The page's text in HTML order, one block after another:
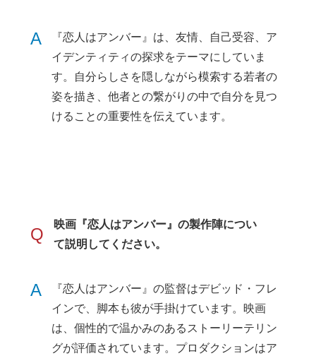
A
『恋人はアンバー』は、友情、自己受容、ア
イデンティティの探求をテーマにしていま
す。自分らしさを隠しながら模索する若者の
姿を描き、他者との繋がりの中で自分を見つ
けることの重要性を伝えています。
Q
映画『恋人はアンバー』の製作陣につい
て説明してください。
A
『恋人はアンバー』の監督はデビッド・フレ
インで、脚本も彼が手掛けています。映画
は、個性的で温かみのあるストーリーテリン
グが評価されています。プロダクションはア